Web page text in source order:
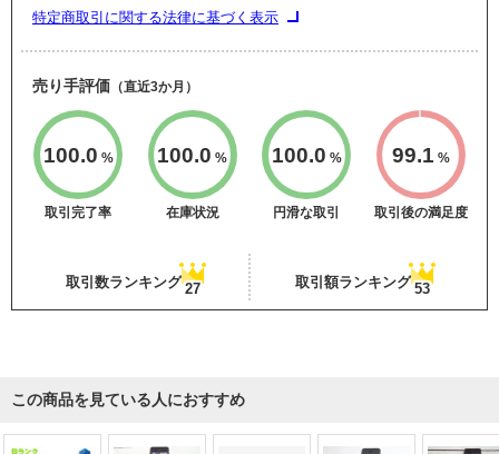
特定商取引に関する法律に基づく表示
売り手評価 （直近3か月）
100.0 %
取引完了率
100.0 %
在庫状況
100.0 %
円滑な取引
99.1 %
取引後の満足度
取引数ランキング 27 取引額ランキング 53
この商品を見ている人におすすめ